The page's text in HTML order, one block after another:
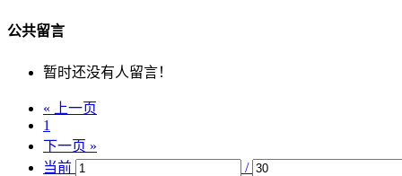
公共留言
暂时还没有人留言！
« 上一页
1
下一页 »
当前
/